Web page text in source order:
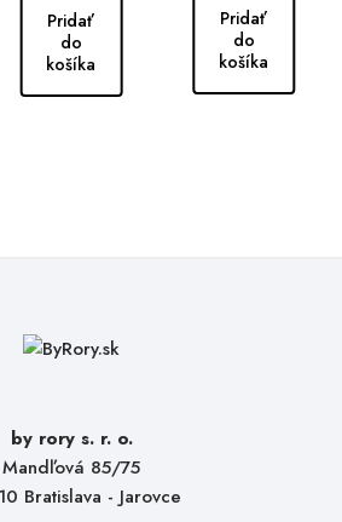
Pridať
do
košíka
Pridať
do
košíka
by rory s. r. o.
Mandľová 85/75
Bratislava - Jarovce